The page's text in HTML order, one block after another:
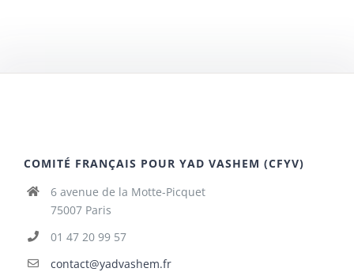
COMITÉ FRANÇAIS POUR YAD VASHEM (CFYV)
6 avenue de la Motte-Picquet
75007 Paris
01 47 20 99 57
contact@yadvashem.fr